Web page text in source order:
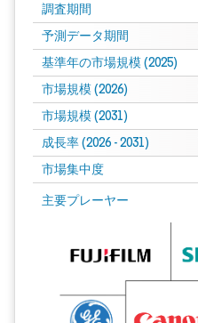
調査期間
予測データ期間
基準年の市場規模 (2025)
市場規模 (2026)
市場規模 (2031)
成長率 (2026 - 2031)
市場集中度
主要プレーヤー
画像 © Mordor Intelligence。再利